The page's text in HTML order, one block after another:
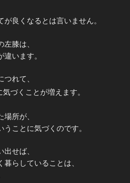
良くなるとは言いません。
膝は、
います。
れて、
気づくことが増えます。
所が、
ことに気づくのです。
せば、
らしていることは、